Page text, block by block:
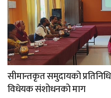
सीमान्तकृत समुदायको
विधेयक संशोधनको माग